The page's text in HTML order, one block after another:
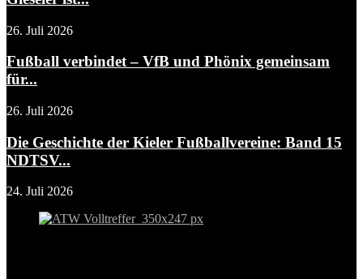
26. Juli 2026
Fußball verbindet – VfB und Phönix gemeinsam
für...
26. Juli 2026
Die Geschichte der Kieler Fußballvereine: Band 15
NDTSV...
24. Juli 2026